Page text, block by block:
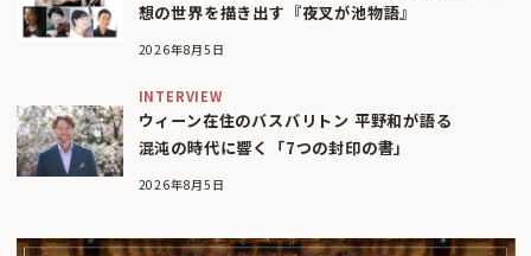
想の世界を描き出す『夜叉が池物語』
2026年8月5日
INTERVIEW
ウィーン在住のバスバリトン 平野和が語る
混沌の時代に響く「7つの封印の書」
2026年8月5日